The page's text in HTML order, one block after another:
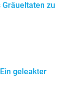
zu
geleakter